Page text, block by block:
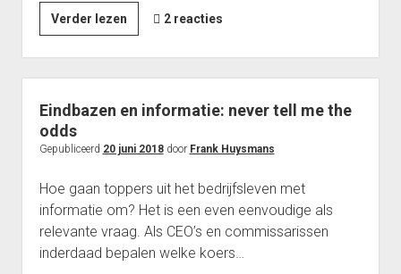
Verder lezenWelke
opleidingen
kun
je
volgen
je
wilt
worden?
2 reacties
Eindbazen en informatie: never tell me the
odds
Gepubliceerd 20 juni 2018door Frank Huysmans
Hoe gaan toppers uit het bedrijfsleven met
informatie om? Het is een even eenvoudige als
relevante vraag. Als CEO’s en commissarissen
inderdaad bepalen welke koers…